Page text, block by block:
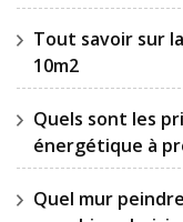
Tout savoir sur
10m2
Quels sont les
énergétique à
Quel mur